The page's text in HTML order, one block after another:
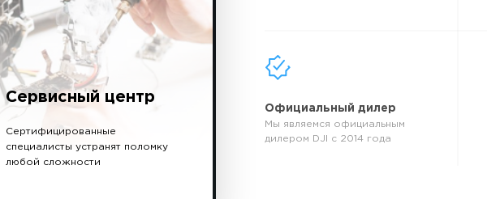
Сервисный центр
Сертифицированные
специалисты устранят поломку
любой сложности
Официальный дилер
Мы являемся официальным
дилером DJI с 2014 года